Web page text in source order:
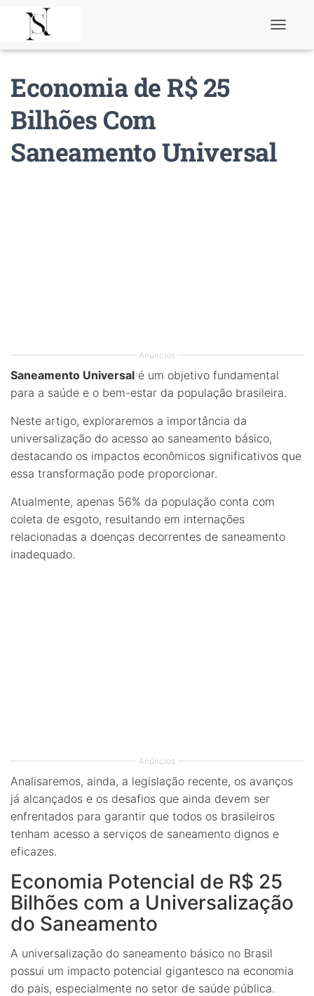
Economia de R$ 25
Bilhões Com
Saneamento Universal
Anúncios
Saneamento Universal é um objetivo fundamental
para a saúde e o bem-estar da população brasileira.
Neste artigo, exploraremos a importância da
universalização do acesso ao saneamento básico,
destacando os impactos econômicos significativos que
essa transformação pode proporcionar.
Atualmente, apenas 56% da população conta com
coleta de esgoto, resultando em internações
relacionadas a doenças decorrentes de saneamento
inadequado.
Anúncios
Analisaremos, ainda, a legislação recente, os avanços
já alcançados e os desafios que ainda devem ser
enfrentados para garantir que todos os brasileiros
tenham acesso a serviços de saneamento dignos e
eficazes.
Economia Potencial de R$ 25
Bilhões com a Universalização
do Saneamento
A universalização do saneamento básico no Brasil
possui um impacto potencial gigantesco na economia
do país, especialmente no setor de saúde pública.